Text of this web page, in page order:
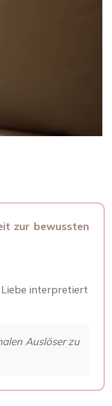
zur bewussten
Liebe interpretiert
Auslöser zu